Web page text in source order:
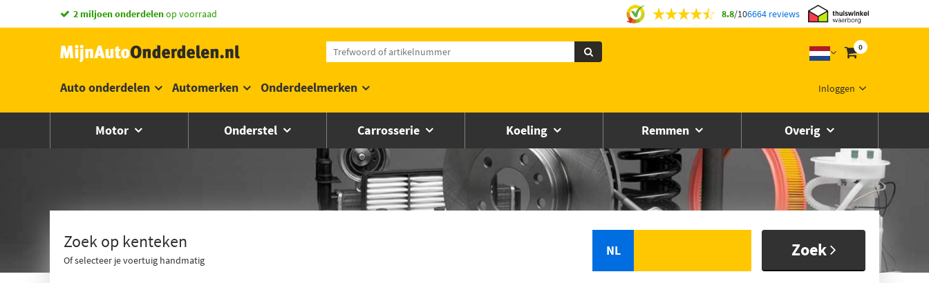
2 miljoen onderdelenop voorraad 8.8/106664 reviews
0
Inloggen
Auto onderdelen Automerken Onderdeelmerken
Motor Onderstel Carrosserie Koeling Remmen Overig
Zoek op kenteken
Of selecteer je voertuig handmatig
NL Zoek